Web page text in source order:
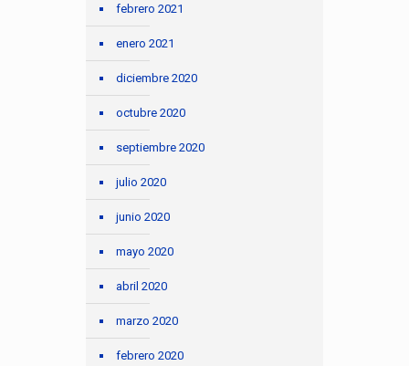
febrero 2021
enero 2021
diciembre 2020
octubre 2020
septiembre 2020
julio 2020
junio 2020
mayo 2020
abril 2020
marzo 2020
febrero 2020